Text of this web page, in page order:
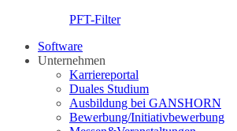
PFT-Filter
Software
Unternehmen
Karriereportal
Duales Studium
Ausbildung bei GANSHORN
Bewerbung/Initiativbewerbung